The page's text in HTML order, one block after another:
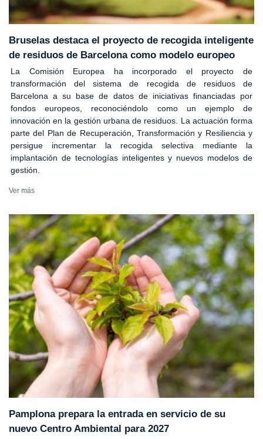
Bruselas destaca el proyecto de recogida inteligente
de residuos de Barcelona como modelo europeo
La Comisión Europea ha incorporado el proyecto de
transformación del sistema de recogida de residuos de
Barcelona a su base de datos de iniciativas financiadas por
fondos europeos, reconociéndolo como un ejemplo de
innovación en la gestión urbana de residuos. La actuación forma
parte del Plan de Recuperación, Transformación y Resiliencia y
persigue incrementar la recogida selectiva mediante la
implantación de tecnologías inteligentes y nuevos modelos de
gestión.
Ver más
Pamplona prepara la entrada en servicio de su
nuevo Centro Ambiental para 2027